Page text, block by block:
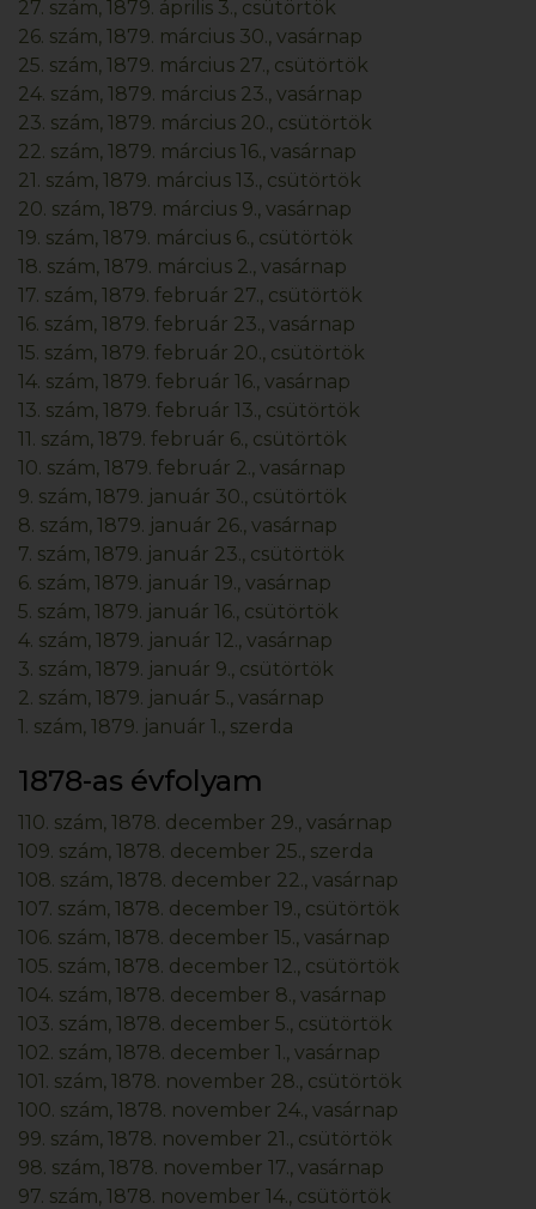
27. szám, 1879. április 3., csütörtök
26. szám, 1879. március 30., vasárnap
25. szám, 1879. március 27., csütörtök
24. szám, 1879. március 23., vasárnap
23. szám, 1879. március 20., csütörtök
22. szám, 1879. március 16., vasárnap
21. szám, 1879. március 13., csütörtök
20. szám, 1879. március 9., vasárnap
19. szám, 1879. március 6., csütörtök
18. szám, 1879. március 2., vasárnap
17. szám, 1879. február 27., csütörtök
16. szám, 1879. február 23., vasárnap
15. szám, 1879. február 20., csütörtök
14. szám, 1879. február 16., vasárnap
13. szám, 1879. február 13., csütörtök
11. szám, 1879. február 6., csütörtök
10. szám, 1879. február 2., vasárnap
9. szám, 1879. január 30., csütörtök
8. szám, 1879. január 26., vasárnap
7. szám, 1879. január 23., csütörtök
6. szám, 1879. január 19., vasárnap
5. szám, 1879. január 16., csütörtök
4. szám, 1879. január 12., vasárnap
3. szám, 1879. január 9., csütörtök
2. szám, 1879. január 5., vasárnap
1. szám, 1879. január 1., szerda
1878-as évfolyam
110. szám, 1878. december 29., vasárnap
109. szám, 1878. december 25., szerda
108. szám, 1878. december 22., vasárnap
107. szám, 1878. december 19., csütörtök
106. szám, 1878. december 15., vasárnap
105. szám, 1878. december 12., csütörtök
104. szám, 1878. december 8., vasárnap
103. szám, 1878. december 5., csütörtök
102. szám, 1878. december 1., vasárnap
101. szám, 1878. november 28., csütörtök
100. szám, 1878. november 24., vasárnap
99. szám, 1878. november 21., csütörtök
98. szám, 1878. november 17., vasárnap
97. szám, 1878. november 14., csütörtök